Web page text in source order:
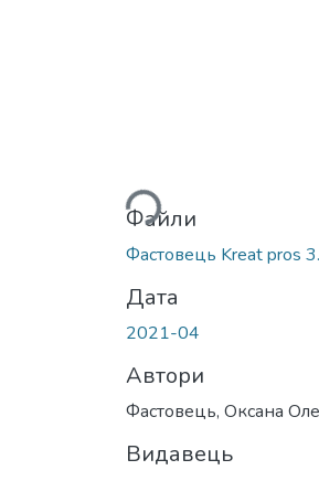
Вантажиться...
Файли
Фастовець Kreat pros
Дата
2021-04
Автори
Фастовець, Оксана
Видавець